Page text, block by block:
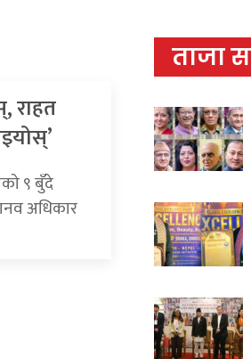
राहत
९ बुँदे
अधिकार
ताजा